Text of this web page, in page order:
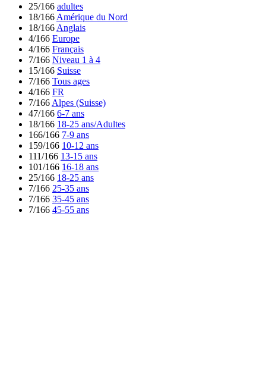
25/166 adultes
18/166 Amérique du Nord
18/166 Anglais
4/166 Europe
4/166 Français
7/166 Niveau 1 à 4
15/166 Suisse
7/166 Tous ages
4/166 FR
7/166 Alpes (Suisse)
47/166 6-7 ans
18/166 18-25 ans/Adultes
166/166 7-9 ans
159/166 10-12 ans
111/166 13-15 ans
101/166 16-18 ans
25/166 18-25 ans
7/166 25-35 ans
7/166 35-45 ans
7/166 45-55 ans